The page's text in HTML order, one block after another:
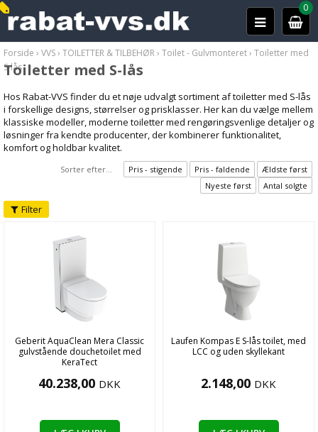
0
Forside › VVS› TOILETTER & TILBEHØR› Toilet - Gulvmonteret› Toiletter med
S-lås
Toiletter med S-lås
Hos Rabat-VVS finder du et nøje udvalgt sortiment af toiletter med S-lås
i forskellige designs, størrelser og prisklasser. Her kan du vælge mellem
klassiske modeller, moderne toiletter med rengøringsvenlige detaljer og
løsninger fra kendte producenter, der kombinerer funktionalitet,
komfort og holdbar kvalitet.
Sorter efter... Pris - stigende Pris - faldende
Ældste først
Nyeste først
Antal solgte
Filter
Geberit AquaClean Mera Classic
gulvstående douchetoilet med
KeraTect
40.238,00 DKK
Laufen Kompas E S-lås toilet, med
LCC og uden skyllekant
2.148,00 DKK